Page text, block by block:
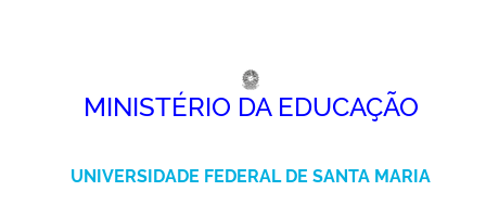
Ministério da CidadaniaMINISTÉRIO DA EDUCAÇÃO
UNIVERSIDADE FEDERAL DE SANTA MARIA